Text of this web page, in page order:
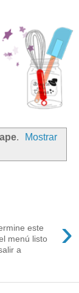
.
Mostrar
›
este
menú listo
a